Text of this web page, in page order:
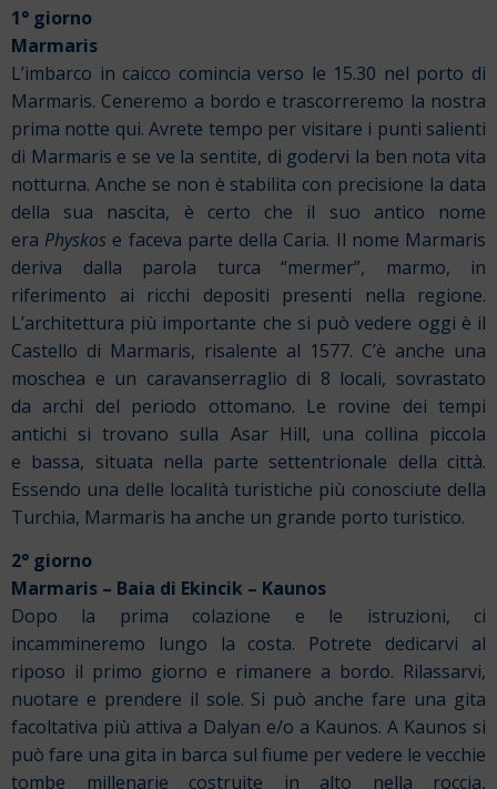
1° giorno
Marmaris
L’imbarco in caicco comincia verso le 15.30 nel porto di
Marmaris. Ceneremo a bordo e trascorreremo la nostra
prima notte qui. Avrete tempo per visitare i punti salienti
di Marmaris e se ve la sentite, di godervi la ben nota vita
notturna. Anche se non è stabilita con precisione la data
della sua nascita, è certo che il suo antico nome
era Physkos e faceva parte della Caria. Il nome Marmaris
deriva dalla parola turca “mermer”, marmo, in
riferimento ai ricchi depositi presenti nella regione.
L’architettura più importante che si può vedere oggi è il
Castello di Marmaris, risalente al 1577. C’è anche una
moschea e un caravanserraglio di 8 locali, sovrastato
da archi del periodo ottomano. Le rovine dei tempi
antichi si trovano sulla Asar Hill, una collina piccola
e bassa, situata nella parte settentrionale della città.
Essendo una delle località turistiche più conosciute della
Turchia, Marmaris ha anche un grande porto turistico.
2° giorno
Marmaris – Baia di Ekincik – Kaunos
Dopo la prima colazione e le istruzioni, ci
incammineremo lungo la costa. Potrete dedicarvi al
riposo il primo giorno e rimanere a bordo. Rilassarvi,
nuotare e prendere il sole. Si può anche fare una gita
facoltativa più attiva a Dalyan e/o a Kaunos. A Kaunos si
può fare una gita in barca sul fiume per vedere le vecchie
tombe millenarie costruite in alto nella roccia,